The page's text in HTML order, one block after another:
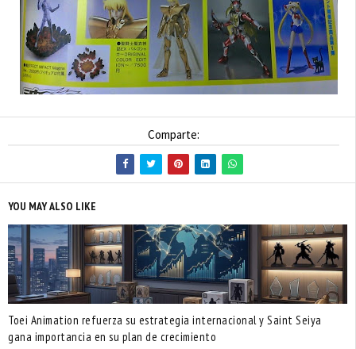
Comparte:
YOU MAY ALSO LIKE
Toei Animation refuerza su estrategia internacional y Saint Seiya
gana importancia en su plan de crecimiento